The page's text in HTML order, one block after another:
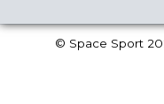
© Space Sport